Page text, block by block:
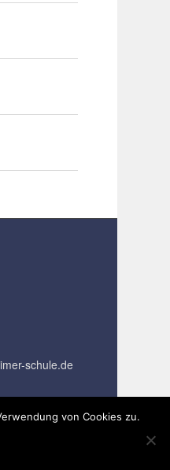
schule.de
von Cookies zu.